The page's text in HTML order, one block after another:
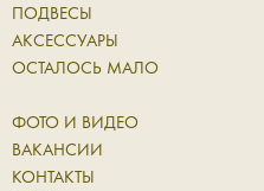
ПОДВЕСЫ
АКСЕССУАРЫ
ОСТАЛОСЬ МАЛО
ФОТО И ВИДЕО
ВАКАНСИИ
КОНТАКТЫ